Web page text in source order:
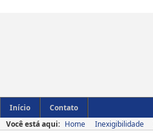
Início
Contato
Você está aqui: Home Inexigibilidade